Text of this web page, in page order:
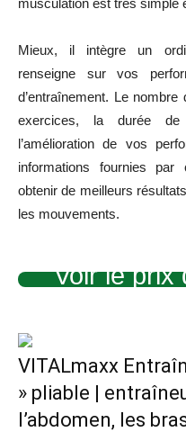
musculation est très simple
Mieux, il intègre un
renseigne sur vos
d’entraînement. Le
exercices, la durée de
l’amélioration de vos
informations fournies par
obtenir de meilleurs
les mouvements.
Voir le prix
VITALmaxx
» pliable |
l’abdomen, les